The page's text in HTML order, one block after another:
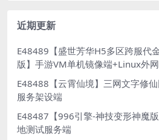
近期更新
E48489【盛世芳华H5多区跨服代
版】手游VM单机镜像端+Linux外
E48488【云霄仙境】三网文字修
服务架设端
E48487【996引擎-神技变形神魔
地测试服务端